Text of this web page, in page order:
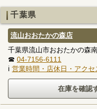
千葉県
流山おおたかの森店
千葉県流山市おおたかの森
☎ 04-7156-6111
ℹ 営業時間・店休日・アクセ